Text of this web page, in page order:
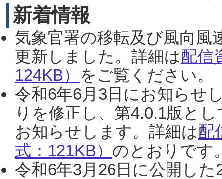
新着情報
気象官署の移転及び風向風
更新しました。詳細は配信
124KB） をご覧ください。
令和6年6月3日にお知らせ
りを修正し、第4.0.1版と
お知らせします。詳細は配
式：121KB） のとおりです
令和6年3月26日に公開し